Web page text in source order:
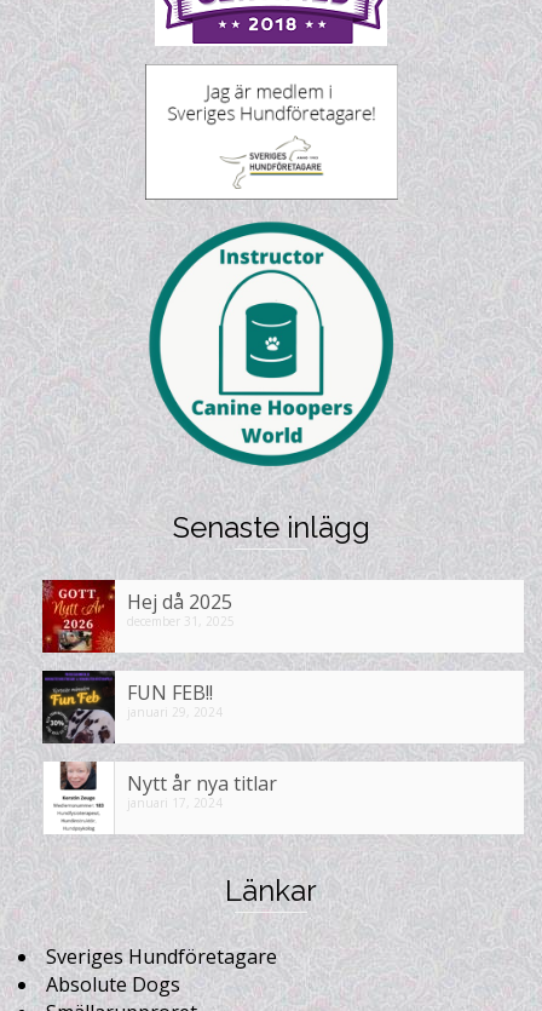
Senaste inlägg
Hej då 2025
december 31, 2025
FUN FEB!!
januari 29, 2024
Nytt år nya titlar
januari 17, 2024
Länkar
Sveriges Hundföretagare
Absolute Dogs